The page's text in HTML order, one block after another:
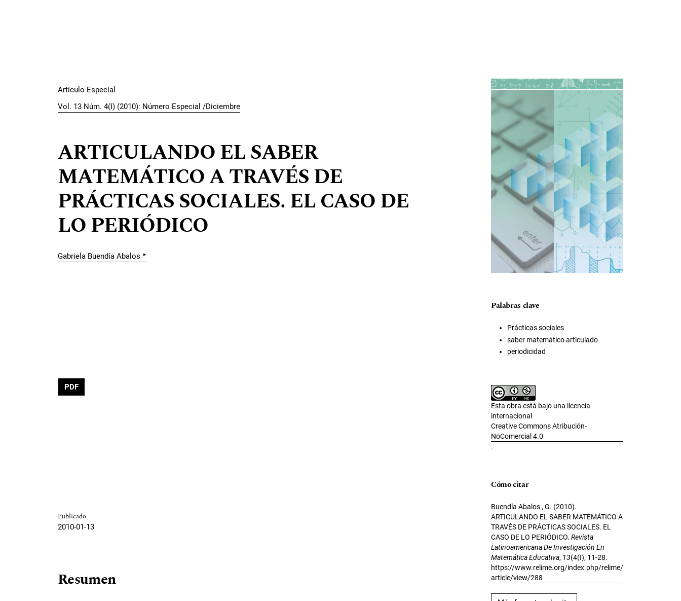
Artículo Especial
Vol. 13 Núm. 4(I) (2010): Número Especial /Diciembre
ARTICULANDO EL SABER
MATEMÁTICO A TRAVÉS DE
PRÁCTICAS SOCIALES. EL CASO DE
LO PERIÓDICO
Gabriela Buendía Abalos ▸
PDF
Publicado
2010-01-13
Resumen
Imagen de portada
Palabras clave
Prácticas sociales
saber matemático articulado
periodicidad
Esta obra está bajo una licencia
internacional
Creative Commons Atribución-
NoComercial 4.0
.
Cómo citar
Buendía Abalos , G. (2010).
ARTICULANDO EL SABER MATEMÁTICO A
TRAVÉS DE PRÁCTICAS SOCIALES. EL
CASO DE LO PERIÓDICO. Revista
Latinoamericana De Investigación En
Matemática Educativa, 13(4(I), 11-28.
https://www.relime.org/index.php/relime/
article/view/288